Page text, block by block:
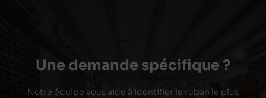
Une demande spécifique ?
Notre équipe vous aide à identifier le ruban le plus